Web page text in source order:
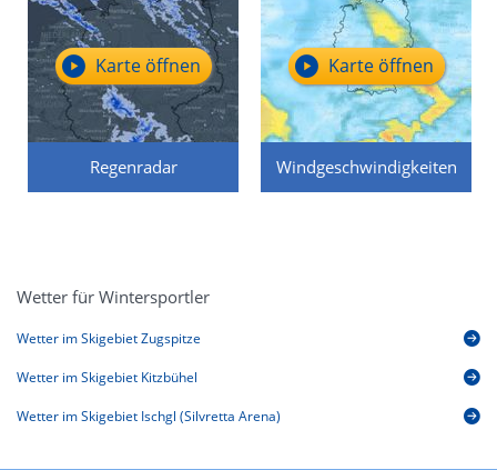
Regenradar
Karte öffnen
Windgeschwindigkeiten
Karte öffnen
Wetter für Wintersportler
Wetter im Skigebiet Zugspitze
Wetter im Skigebiet Kitzbühel
Wetter im Skigebiet Ischgl (Silvretta Arena)